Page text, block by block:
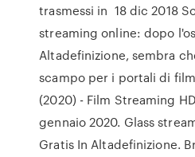
trasmessi in 18 dic 2018
streaming online: dopo
Altadefinizione, sembra
scampo per i portali di
(2020) - Film Streaming
gennaio 2020. Glass
Gratis In Altadefinizione.